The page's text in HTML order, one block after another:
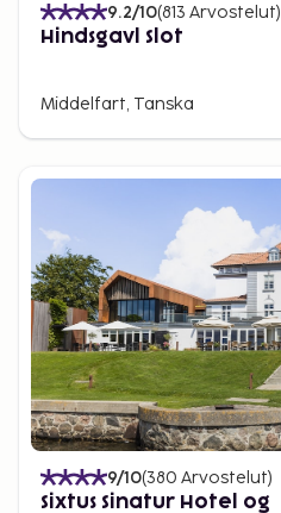
9.2/10(813 Arvostelut)
Hindsgavl Slot
Middelfart, Tanska
9/10(380 Arvostelut)
Sixtus Sinatur Hotel og